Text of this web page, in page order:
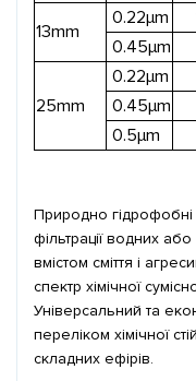
13mm
0.22μm
0.45μm
25mm
0.22μm
0.45μm
0.5μm
Природно
фільтрації водних
вмістом сміття і
спектр хімічної
Універсальний та
переліком хімічної
складних ефірів.